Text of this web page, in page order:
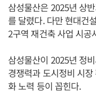
삼성물산은 2025년 상
를 달렸다. 다만 현대건
2구역 재건축 사업 시
삼성물산이 2025년 정
경쟁력과 도시정비 시
화 노력 등이 꼽힌다.